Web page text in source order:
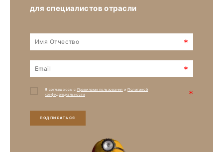
для специалистов отрасли
*
*
Я соглашаюсь с Правилами пользования иПолитикой
конфиденциальности
*
ПОДПИСАТЬСЯ